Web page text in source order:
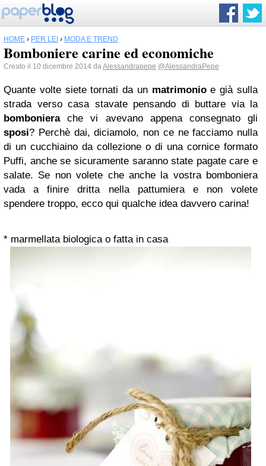
HOME › PER LEI › MODA E TREND
Bomboniere carine ed economiche
Creato il 10 dicembre 2014 daAlessandrapepe @AlessandraPepe
Quante volte siete tornati da un matrimonioe già sulla
strada verso casa stavate pensando di buttare via la
bombonierache vi avevano appena consegnato gli
sposi? Perchè dai, diciamolo, non ce ne facciamo nulla
di un cucchiaino da collezione o di una cornice formato
Puffi, anche se sicuramente saranno state pagate care e
salate. Se non volete che anche la vostra bomboniera
vada a finire dritta nella pattumiera e non volete
spendere troppo, ecco qui qualche idea davvero carina!
* marmellata biologica o fatta in casa